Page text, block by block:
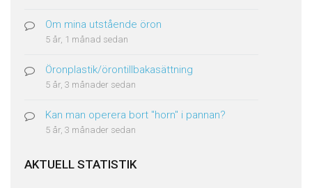
Om mina utstående öron
5 år, 1 månad sedan
Öronplastik/örontillbakasättning
5 år, 3 månader sedan
Kan man operera bort "horn" i pannan?
5 år, 3 månader sedan
AKTUELL STATISTIK